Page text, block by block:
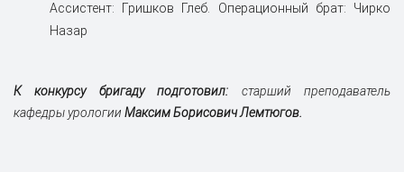
Ассистент: Гришков Глеб. Операционный брат: Чирко
Назар
К конкурсу бригаду подготовил: старший преподаватель
кафедры урологии Максим Борисович Лемтюгов.